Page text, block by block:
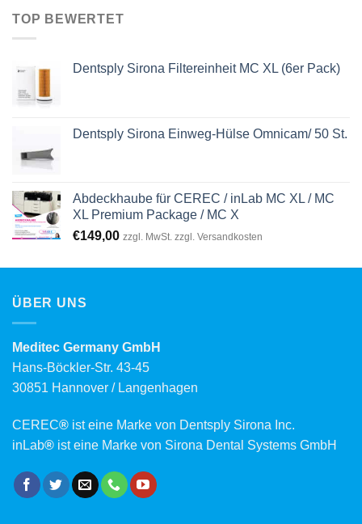
TOP BEWERTET
Dentsply Sirona Filtereinheit MC XL (6er Pack)
Dentsply Sirona Einweg-Hülse Omnicam/ 50 St.
Abdeckhaube für CEREC / inLab MC XL / MC
XL Premium Package / MC X
€149,00 zzgl. MwSt. zzgl. Versandkosten
ÜBER UNS
Meditec Germany GmbH
Hans-Böckler-Str. 43-45
30851 Hannover / Langenhagen
CEREC® ist eine Marke von Dentsply Sirona Inc.
inLab® ist eine Marke von Sirona Dental Systems GmbH